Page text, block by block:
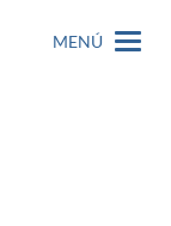
MENÚ